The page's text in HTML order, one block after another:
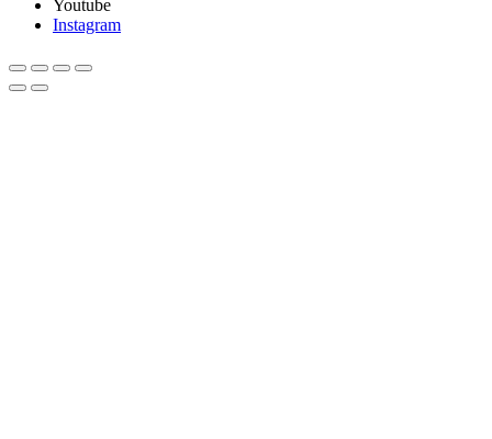
Youtube
Instagram